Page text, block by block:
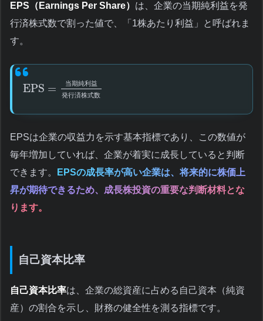
EPS（Earnings Per Share） は、企業の当期純利益を発
行済株式数で割った値で、「1株あたり利益」と呼ばれま
す。
EPS = 当期純利益
発行済株式数
EPSは企業の収益力を示す基本指標であり、この数値が
毎年増加していれば、企業が着実に成長していると判断
できます。
EPSの成長率が高い企業は、将来的に株価上
昇が期待できるため、成長株投資の重要な判断材料とな
ります。
自己資本比率
自己資本比率は、企業の総資産に占める自己資本（純資
産）の割合を示し、財務の健全性を測る指標です。